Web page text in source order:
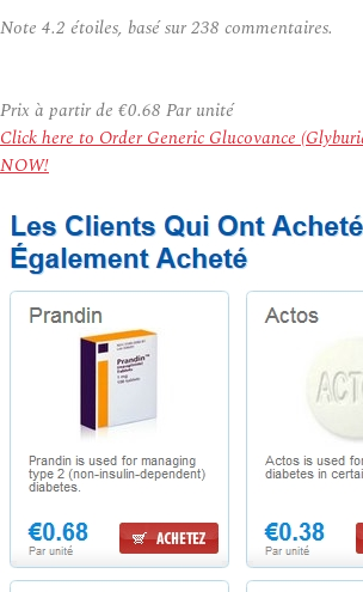
Note 4.2 étoiles, basé sur238 commentaires.
Prix à partir de €0.68 Par unité
Click here to Order Generic Glucovance
NOW!